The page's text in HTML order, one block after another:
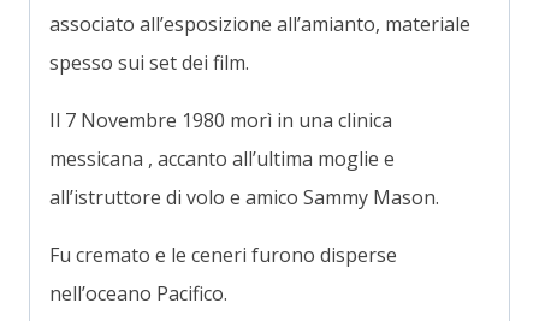
associato all’esposizione all’amianto, materiale
spesso sui set dei film.
Il 7 Novembre 1980 morì in una clinica
messicana , accanto all’ultima moglie e
all’istruttore di volo e amico Sammy Mason.
Fu cremato e le ceneri furono disperse
nell’oceano Pacifico.